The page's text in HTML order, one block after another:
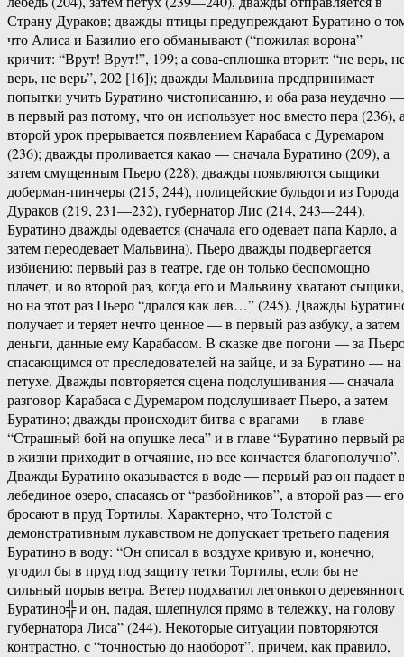
Страну Дураков; дважды птицы предупреждают Буратино о
что Алиса и Базилио его обманывают (“пожилая ворона”
кричит: “Врут! Врут!”, 199; а сова-сплюшка вторит: “не верь,
верь, не верь”, 202 [16]); дважды Мальвина предпринимает
попытки учить Буратино чистописанию, и оба раза неудачно —
в первый раз потому, что он использует нос вместо пера (236),
второй урок прерывается появлением Карабаса с Дуремаром
(236); дважды проливается какао — сначала Буратино (209), а
затем смущенным Пьеро (228); дважды появляются сыщики
доберман-пинчеры (215, 244), полицейские бульдоги из Города
Дураков (219, 231—232), губернатор Лис (214, 243—244).
Буратино дважды одевается (сначала его одевает папа Карло, а
затем переодевает Мальвина). Пьеро дважды подвергается
избиению: первый раз в театре, где он только беспомощно
плачет, и во второй раз, когда его и Мальвину хватают сыщики,
но на этот раз Пьеро “дрался как лев…” (245). Дважды
получает и теряет нечто ценное — в первый раз азбуку, а затем
деньги, данные ему Карабасом. В сказке две погони — за
спасающимся от преследователей на зайце, и за Буратино — на
петухе. Дважды повторяется сцена подслушивания — сначала
разговор Карабаса с Дуремаром подслушивает Пьеро, а затем
Буратино; дважды происходит битва с врагами — в главе
“Страшный бой на опушке леса” и в главе “Буратино первый
в жизни приходит в отчаяние, но все кончается благополучно”.
Дважды Буратино оказывается в воде — первый раз он падает
лебединое озеро, спасаясь от “разбойников”, а второй раз — его
бросают в пруд Тортилы. Характерно, что Толстой с
демонстративным лукавством не допускает третьего падения
Буратино в воду: “Он описал в воздухе кривую и, конечно,
угодил бы в пруд под защиту тетки Тортилы, если бы не
сильный порыв ветра. Ветер подхватил легонького
Буратино╬ и он, падая, шлепнулся прямо в тележку, на голову
губернатора Лиса” (244). Некоторые ситуации повторяются
контрастно, с “точностью до наоборот”, причем, как правило,